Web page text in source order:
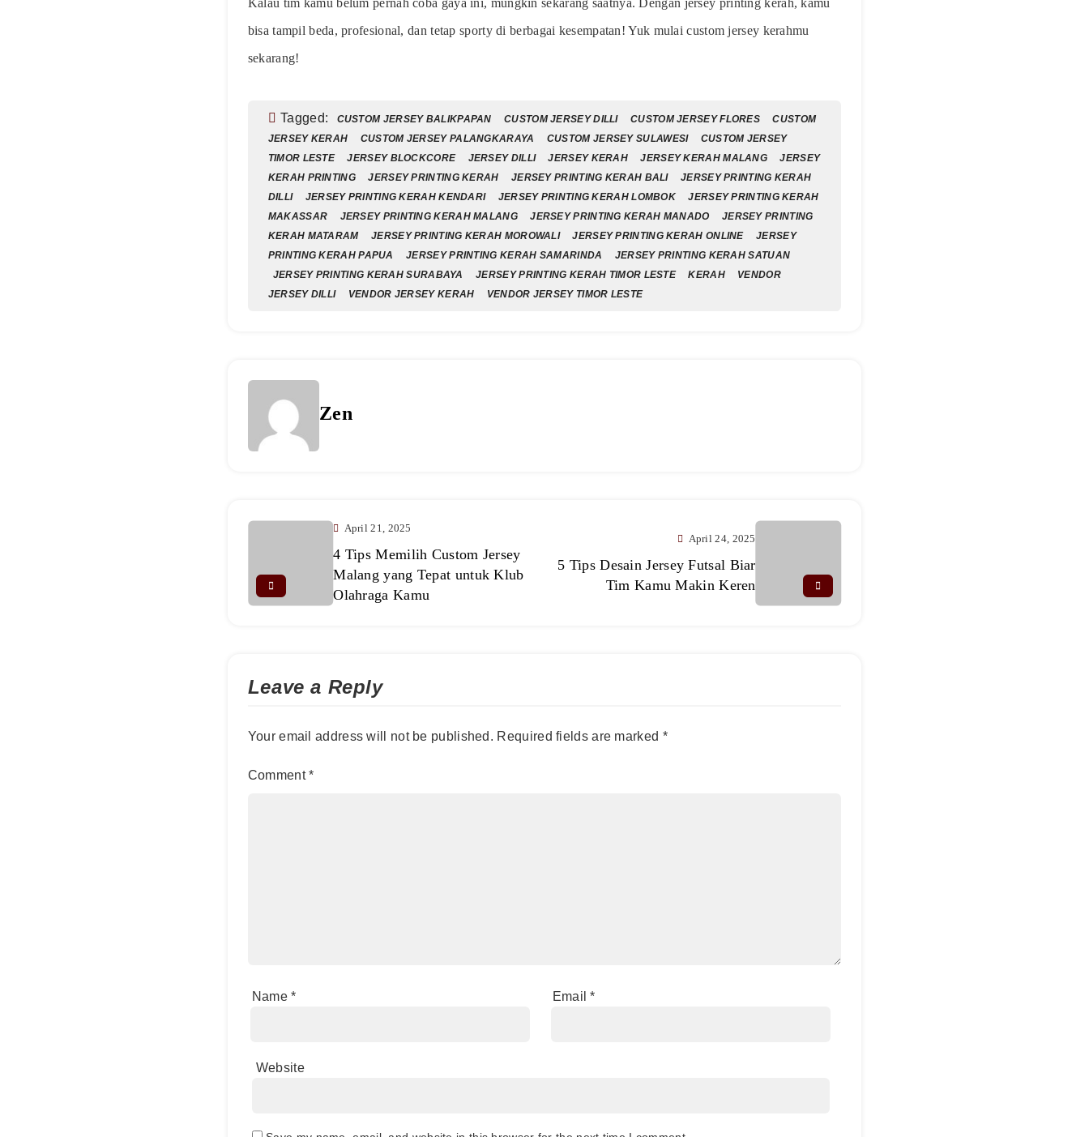
Kalau tim kamu belum pernah coba gaya ini, mungkin sekarang saatnya. Dengan jersey printing kerah, kamu
bisa tampil beda, profesional, dan tetap sporty di berbagai kesempatan! Yuk mulai custom jersey kerahmu
sekarang!
Tagged: CUSTOM JERSEY BALIKPAPAN CUSTOM JERSEY DILLI CUSTOM JERSEY FLORES
CUSTOM
JERSEY KERAH
CUSTOM JERSEY PALANGKARAYA CUSTOM JERSEY SULAWESI
CUSTOM JERSEY
TIMOR LESTE
JERSEY BLOCKCORE JERSEY DILLI JERSEY KERAH JERSEY KERAH MALANG
JERSEY
KERAH PRINTING
JERSEY PRINTING KERAH JERSEY PRINTING KERAH BALI
JERSEY PRINTING KERAH
DILLI
JERSEY PRINTING KERAH KENDARI JERSEY PRINTING KERAH LOMBOK
JERSEY PRINTING KERAH
MAKASSAR
JERSEY PRINTING KERAH MALANG JERSEY PRINTING KERAH MANADO
JERSEY PRINTING
KERAH MATARAM
JERSEY PRINTING KERAH MOROWALI JERSEY PRINTING KERAH ONLINE
JERSEY
PRINTING KERAH PAPUA
JERSEY PRINTING KERAH SAMARINDA
JERSEY PRINTING KERAH SATUAN
JERSEY PRINTING KERAH SURABAYA
JERSEY PRINTING KERAH TIMOR LESTE KERAH
VENDOR
JERSEY DILLI
VENDOR JERSEY KERAH VENDOR JERSEY TIMOR LESTE
Zen
April 21, 2025
4 Tips Memilih Custom Jersey
Malang yang Tepat untuk Klub
Olahraga Kamu
April 24, 2025
5 Tips Desain Jersey Futsal Biar
Tim Kamu Makin Keren
Leave a Reply
Your email address will not be published. Required fields are marked *
Comment*
Name* Email*
Website